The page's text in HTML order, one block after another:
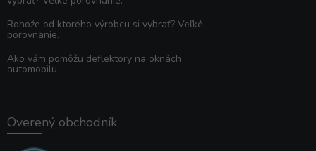
Rohože od ktorého výrobcu si vybrať? Veľké
porovnanie.
Ako vám pomôžu deflektory na oknách
automobilu
Overený obchodník